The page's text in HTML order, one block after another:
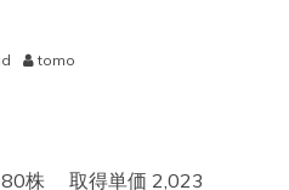
tomo
80株 取得単価 2,023